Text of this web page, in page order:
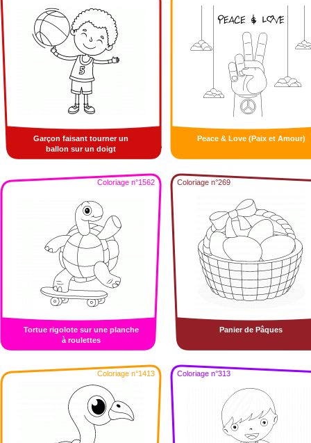
Garçon faisant tourner un
ballon sur un doigt
Peace & Love (Paix et Amour)
Coloriage n°1562
Tortue rigolote sur une planche
à roulettes
Coloriage n°269
Panier de Pâques
Coloriage n°1413 Coloriage n°313